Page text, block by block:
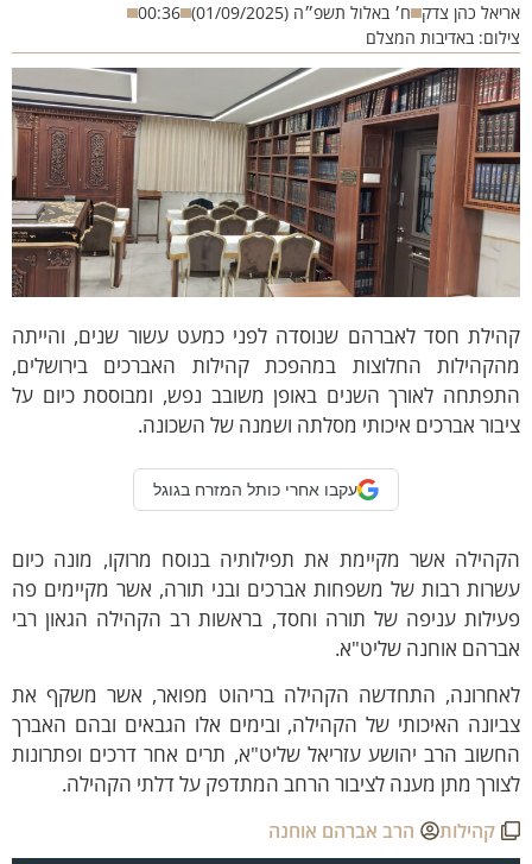
כהן צדק ח׳ באלול תשפ״ה (01/09/2025)
00:36
באדיבות המצלם
חסד לאברהם שנוסדה לפני כמעט עשור שנים, והייתה
החלוצות במהפכת קהילות האברכים בירושלים,
לאורך השנים באופן משובב נפש, ומבוססת כיום על
אברכים איכותי מסלתה ושמנה של השכונה.
עקבו אחרי כותל המזרח בגוגל
אשר מקיימת את תפילותיה בנוסח מרוקו, מונה כיום
רבות של משפחות אברכים ובני תורה, אשר מקיימים פה
עניפה של תורה וחסד, בראשות רב הקהילה הגאון רבי
אוחנה שליט"א.
התחדשה הקהילה בריהוט מפואר, אשר משקף את
האיכותי של הקהילה, ובימים אלו הגבאים ובהם האברך
הרב יהושע עזריאל שליט"א, תרים אחר דרכים ופתרונות
מתן מענה לציבור הרחב המתדפק על דלתי הקהילה.
קהילות הרב אברהם אוחנה